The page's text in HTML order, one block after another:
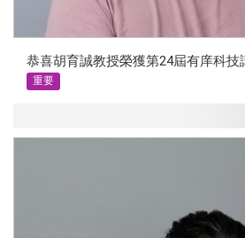
恭喜胡育誠教授榮獲第24屆有庠科技
重要